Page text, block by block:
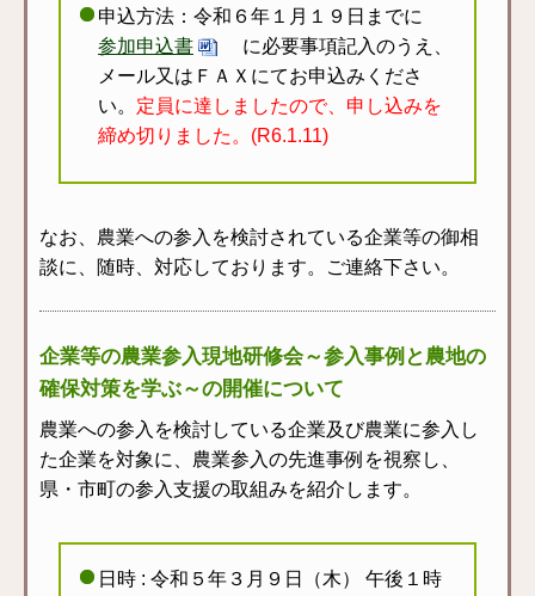
申込方法：令和６年１月１９日までに
参加申込書
に必要事項記入のうえ、
メール又はＦＡＸにてお申込みくださ
い。 定員に達しましたので、申し込みを
締め切りました。(R6.1.11)
なお、農業への参入を検討されている企業等の御相
談に、随時、対応しております。ご連絡下さい。
企業等の農業参入現地研修会～参入事例と農地の
確保対策を学ぶ～の開催について
農業への参入を検討している企業及び農業に参入し
た企業を対象に、農業参入の先進事例を視察し、
県・市町の参入支援の取組みを紹介します。
日時 : 令和５年３月９日（木） 午後１時